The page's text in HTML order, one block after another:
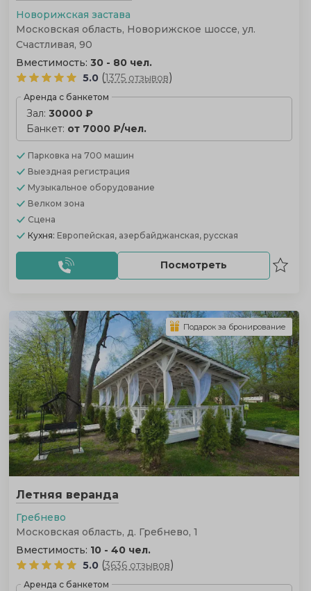
Новорижская застава
Московская область, Новорижское шоссе, ул.
Счастливая, 90
Вместимость: 30 - 80 чел.
5.0 (1375 отзывов)
Аренда с банкетом
Зал: 30000 ₽
Банкет: от 7000 ₽/чел.
Парковка на 700 машин
Выездная регистрация
Музыкальное оборудование
Велком зона
Сцена
Кухня: Европейская, азербайджанская, русская
Посмотреть
Летняя веранда
Гребнево
Московская область, д. Гребнево, 1
Вместимость: 10 - 40 чел.
5.0 (3636 отзывов)
Аренда с банкетом
Подарок за бронирование